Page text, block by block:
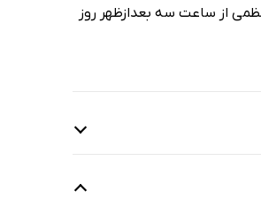
از ساعت سه بعدازظهر روز